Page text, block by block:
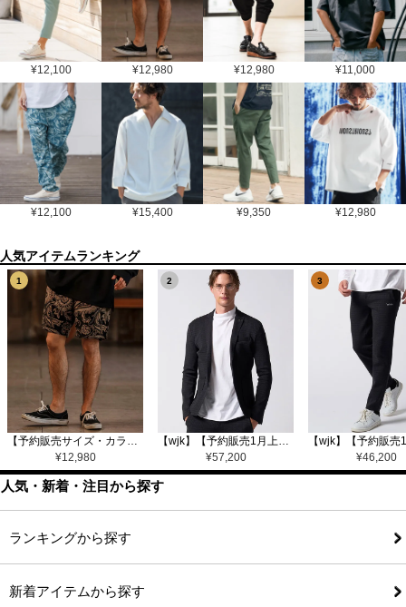
¥12,100 ¥12,980 ¥12,980 ¥11,000
¥12,100 ¥15,400 ¥9,350 ¥12,980
1
【予約販売サイズ・カラーにより納期異なる】【CAMBIO(カンビオ)】Gobelin Short Pants ショートパンツ(CAM25SS-002)
¥12,980
2
【wjk】【予約販売1月上旬～中旬入荷】function knit jacket(jacquard check) ニットジャケット(207 mw08j)
¥57,200
3
¥46,200
人気・新着・注目から探す
ランキングから探す
新着アイテムから探す